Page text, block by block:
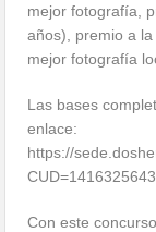
mejor fotografía,
años), premio a
mejor fotografía
Las bases
enlace:
https://
Con este